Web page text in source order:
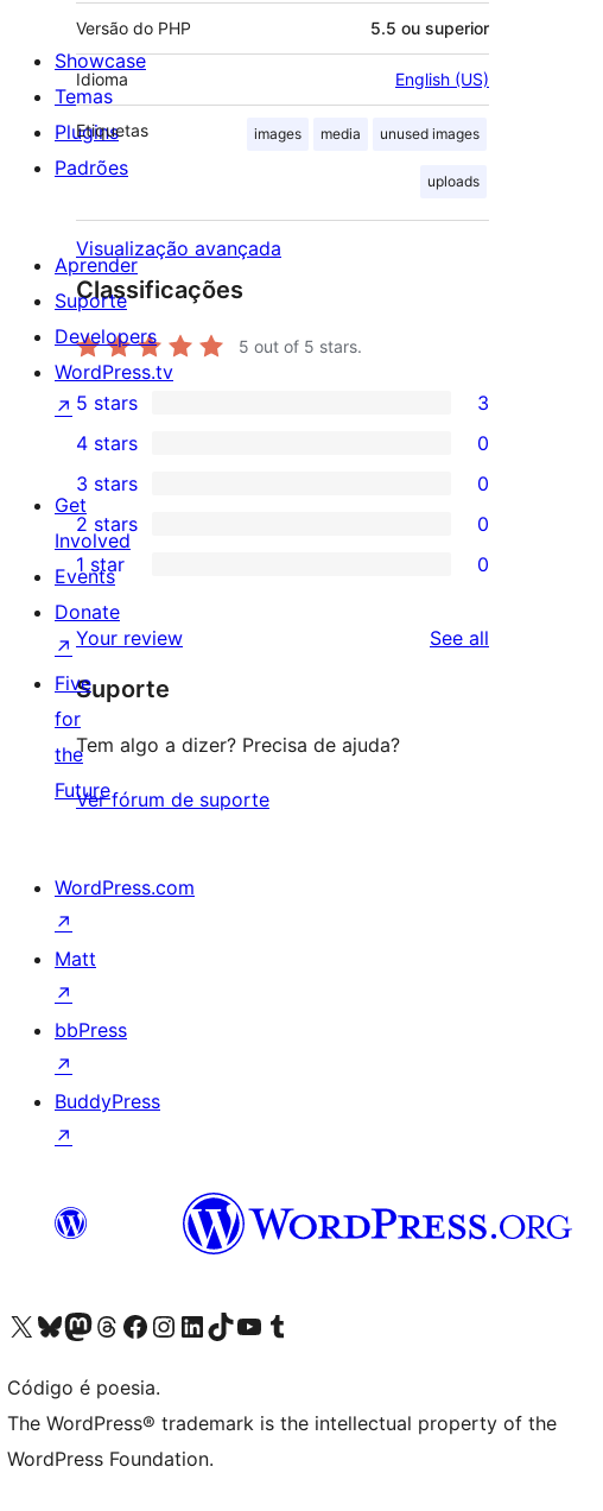
Versão do PHP 5.5 ou superior
Idioma English (US)
Etiquetas images media unused images
uploads
Visualização avançada
Classificações
5 out of 5 stars.
3
5-
star
reviews
5 stars 3
4-
star
reviews
4 stars 0
0
3-
star
reviews
3 stars 0
0
2-
star
reviews
2 stars 0
0
1-
star
reviews
1 star 0
Your review See all
Suporte
Tem algo a dizer? Precisa de ajuda?
Ver fórum de suporte
Showcase
Temas
Plugins
Padrões
Aprender
Suporte
Developers
WordPress.tv
↗
Get
Involved
Events
Donate
↗
Five
for
the
Future
WordPress.com
↗
Matt
↗
bbPress
↗
BuddyPress
↗
Visite a nossa conta X (antigo Twitter)
Visit our Bluesky account
Visit our Mastodon account
Visit our Threads account
Visite a nossa página do Facebook
Visite a nossa conta no Instagram
Visite a nossa conta no LinkedIn
Visit our TikTok account
Visit our YouTube channel
Visit our Tumblr account
Código é poesia.
The WordPress® trademark is the intellectual property of the
WordPress Foundation.